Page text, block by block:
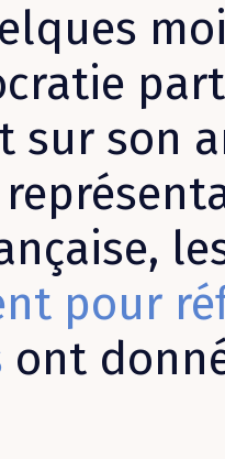
sur son
pour
ont